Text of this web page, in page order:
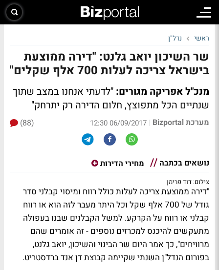
ראשי נדל"ן
שר השיכון יואב גלנט: "דירה ממוצעת
בישראל צריכה לעלות 700 אלף שקלים"
מנכ"ל אפריקה מגורים: "לדעתי אנחנו במצב שתוך
שנתיים הכל מתפוצץ, חלום הדירה רק יתרחק"
מערכת Bizportal |
06/09/2017 12:30
(88)
נושאים בכתבה מחירי הדירות
צילום: דוד פרימן
"דירה ממוצעת צריכה לעלות כולל רווח ומיסוי קבלני סדר
גודל של 700 אלף שקל וכל היתר מעבר לזה הוא או רווח
קבלני או רווח על הקרקע. למשל הקבלנים שבנו בעפולה
מתעקשים להיכנס למכרזים נוספים - זה אומרים שהם
מרוויחים", כך אמר היום שר הבינוי והשיכון, יואב גלנט,
בפורום הנדל"ן השנתי שקיימה קבוצת דן אנד ברדסטריט.